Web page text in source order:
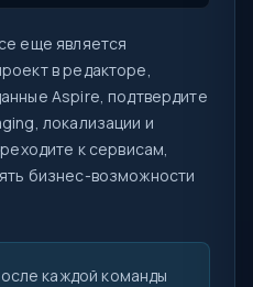
еще является
в редакторе,
Aspire, подтвердите
локализации и
к сервисам,
бизнес-возможности
каждой команды